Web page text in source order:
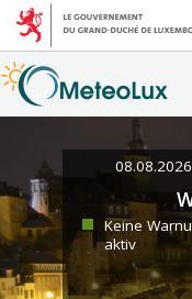
08.08.2026
Keine
aktiv